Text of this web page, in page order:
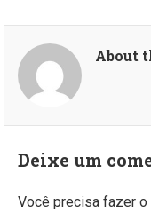
About
Deixe um
Você precisa fazer o